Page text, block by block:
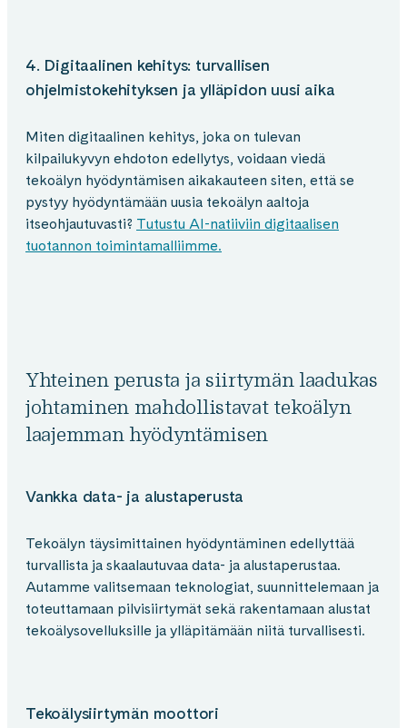
4. Digitaalinen kehitys: turvallisen
ohjelmistokehityksen ja ylläpidon uusi aika
Miten digitaalinen kehitys, joka on tulevan
kilpailukyvyn ehdoton edellytys, voidaan viedä
tekoälyn hyödyntämisen aikakauteen siten, että se
pystyy hyödyntämään uusia tekoälyn aaltoja
itseohjautuvasti? Tutustu AI-natiiviin digitaalisen
tuotannon toimintamalliimme.
Yhteinen perusta ja siirtymän laadukas
johtaminen mahdollistavat tekoälyn
laajemman hyödyntämisen
Vankka data- ja alustaperusta
Tekoälyn täysimittainen hyödyntäminen edellyttää
turvallista ja skaalautuvaa data- ja alustaperustaa.
Autamme valitsemaan teknologiat, suunnittelemaan ja
toteuttamaan pilvisiirtymät sekä rakentamaan alustat
tekoälysovelluksille ja ylläpitämään niitä turvallisesti.
Tekoälysiirtymän moottori